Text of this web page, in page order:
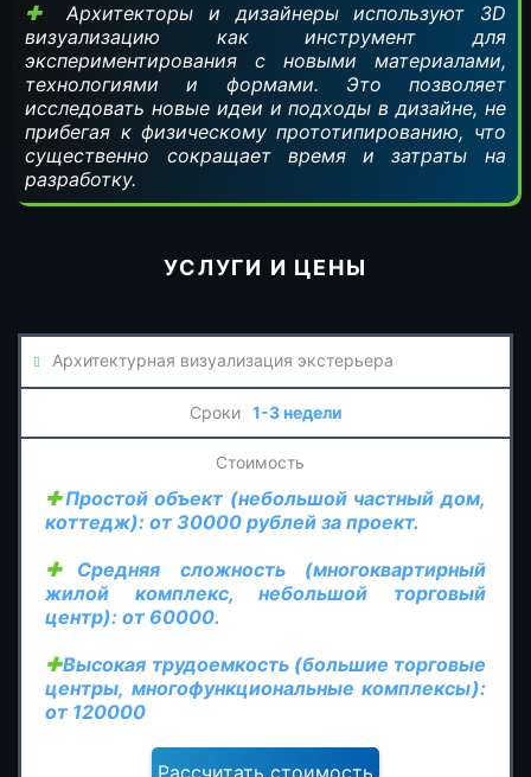
Архитекторы и дизайнеры используют 3D
визуализацию как инструмент для
экспериментирования с новыми материалами,
технологиями и формами. Это позволяет
исследовать новые идеи и подходы в дизайне, не
прибегая к физическому прототипированию, что
существенно сокращает время и затраты на
разработку.
УСЛУГИ И ЦЕНЫ
Архитектурная визуализация экстерьера
1-3 недели
Простой объект (небольшой частный дом,
коттедж): от 30000 рублей за проект.
Средняя сложность (многоквартирный
жилой комплекс, небольшой торговый
центр): от 60000.
Высокая трудоемкость (большие торговые
центры, многофункциональные комплексы):
от 120000